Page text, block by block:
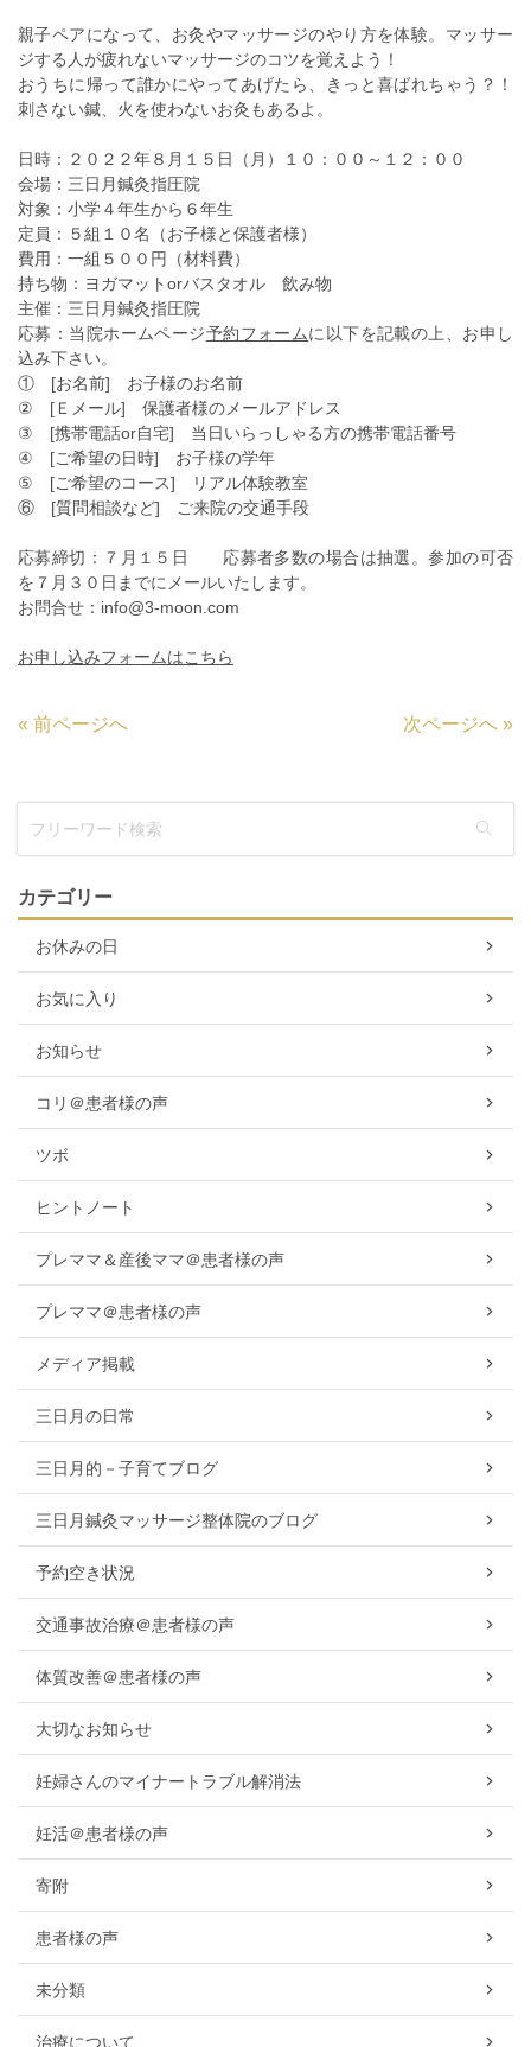
親子ペアになって、お灸やマッサージのやり方を体験。マッサー
ジする人が疲れないマッサージのコツを覚えよう！
おうちに帰って誰かにやってあげたら、きっと喜ばれちゃう？！
刺さない鍼、火を使わないお灸もあるよ。
日時：２０２２年８月１５日（月）１０：００～１２：００
会場：三日月鍼灸指圧院
対象：小学４年生から６年生
定員：５組１０名（お子様と保護者様）
費用：一組５００円（材料費）
持ち物：ヨガマットorバスタオル 飲み物
主催：三日月鍼灸指圧院
応募：当院ホームページ予約フォームに以下を記載の上、お申し
込み下さい。
① [お名前] お子様のお名前
② [Ｅメール] 保護者様のメールアドレス
③ [携帯電話or自宅] 当日いらっしゃる方の携帯電話番号
④ [ご希望の日時] お子様の学年
⑤ [ご希望のコース] リアル体験教室
⑥ [質問相談など] ご来院の交通手段
応募締切：７月１５日 応募者多数の場合は抽選。参加の可否
を７月３０日までにメールいたします。
お問合せ：info@3-moon.com
お申し込みフォームはこちら
« 前ページへ 次ページへ »
カテゴリー
お休みの日
お気に入り
お知らせ
コリ＠患者様の声
ツボ
ヒントノート
プレママ＆産後ママ＠患者様の声
プレママ＠患者様の声
メディア掲載
三日月の日常
三日月的－子育てブログ
三日月鍼灸マッサージ整体院のブログ
予約空き状況
交通事故治療＠患者様の声
体質改善＠患者様の声
大切なお知らせ
妊婦さんのマイナートラブル解消法
妊活＠患者様の声
寄附
患者様の声
未分類
治療について